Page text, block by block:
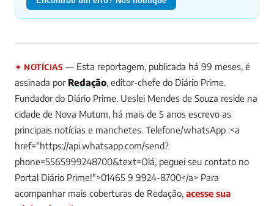
✦ NOTÍCIAS — Esta reportagem, publicada há 99 meses, é
assinada por Redação, editor-chefe do Diário Prime.
Fundador do Diário Prime. Ueslei Mendes de Souza reside na
cidade de Nova Mutum, há mais de 5 anos escrevo as
principais notícias e manchetes. Telefone/whatsApp :<a
href="https://api.whatsapp.com/send?
phone=5565999248700&text=Olá, peguei seu contato no
Portal Diário Prime!">01465 9 9924-8700</a> Para
acompanhar mais coberturas de Redação, acesse sua